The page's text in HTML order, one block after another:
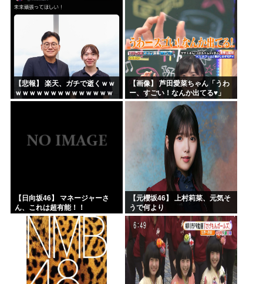
【悲報】 楽天、ガチで逝くｗｗ
ｗｗｗｗｗｗｗｗｗｗｗｗｗｗ
ｗｗｗｗ
【画像】 芦田愛菜ちゃん「うわ
ー、すごい！なんか出てる♥」
【日向坂46】 マネージャーさ
ん、これは超有能！！
【元櫻坂46】 上村莉菜、元気そ
うで何より